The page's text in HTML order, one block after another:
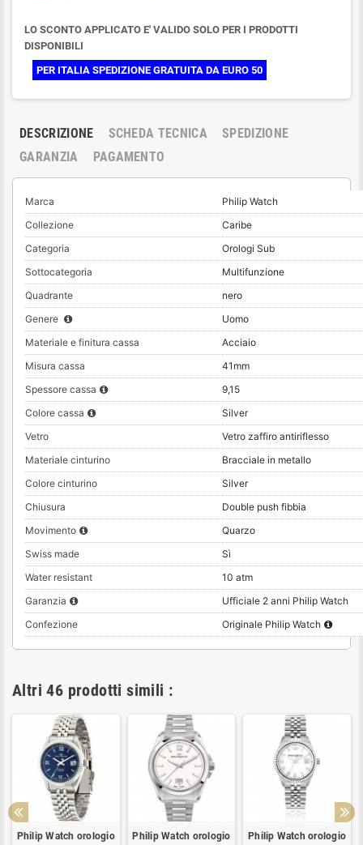
LO SCONTO APPLICATO E' VALIDO SOLO PER I PRODOTTI
DISPONIBILI
PER ITALIA SPEDIZIONE GRATUITA DA EURO 50
DESCRIZIONE SCHEDA TECNICA
SPEDIZIONE
GARANZIA
PAGAMENTO
Marca
Philip Watch
Collezione
Caribe
Categoria
Orologi Sub
Sottocategoria
Multifunzione
Quadrante
nero
Genere
Uomo
Materiale e finitura cassa
Acciaio
Misura cassa
41mm
Spessore cassa
9,15
Colore cassa
Silver
Vetro
Vetro zaffiro antiriflesso
Materiale cinturino
Bracciale in metallo
Colore cinturino
Silver
Chiusura
Double push fibbia
Movimento
Quarzo
Swiss made
Sì
Water resistant
10 atm
Garanzia
Ufficiale 2 anni Philip Watch
Confezione
Originale Philip Watch
Altri 46 prodotti simili :
Philip Watch orologio
Philip Watch orologio
Philip Watch orologio